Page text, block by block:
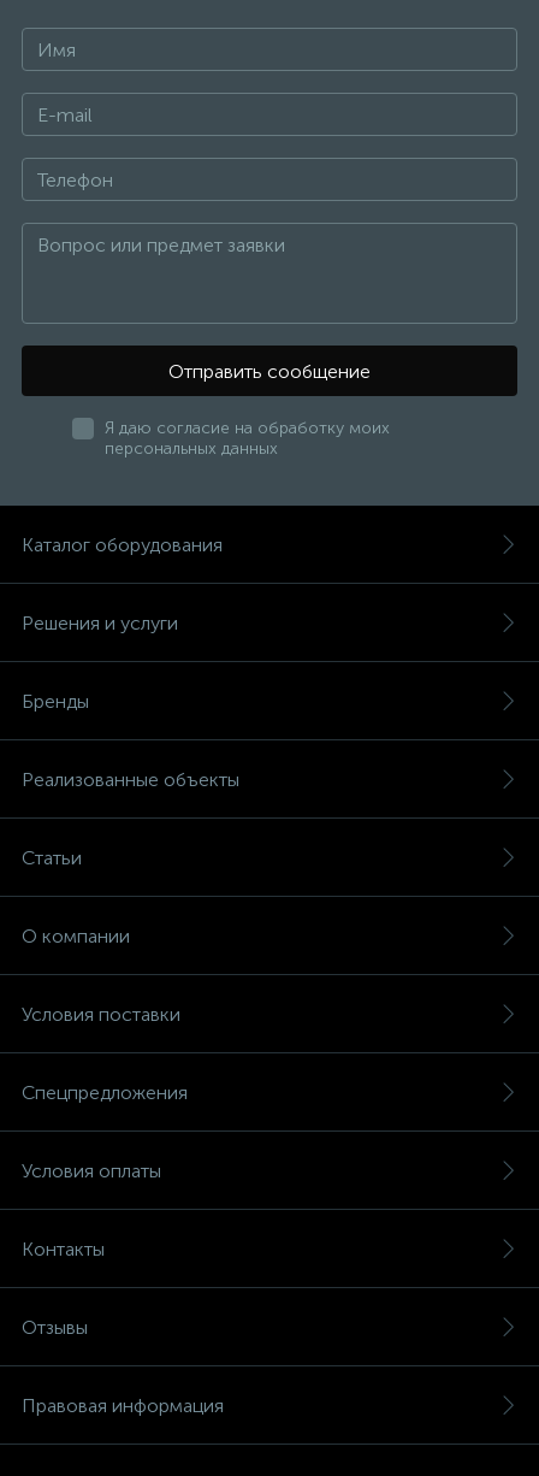
Отправить сообщение
Я даю согласие на обработку моих
персональных данных
Каталог оборудования
Решения и услуги
Бренды
Реализованные объекты
Статьи
О компании
Условия поставки
Спецпредложения
Условия оплаты
Контакты
Отзывы
Правовая информация